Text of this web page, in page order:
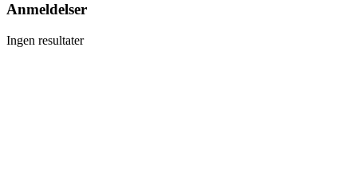
Anmeldelser
Ingen resultater